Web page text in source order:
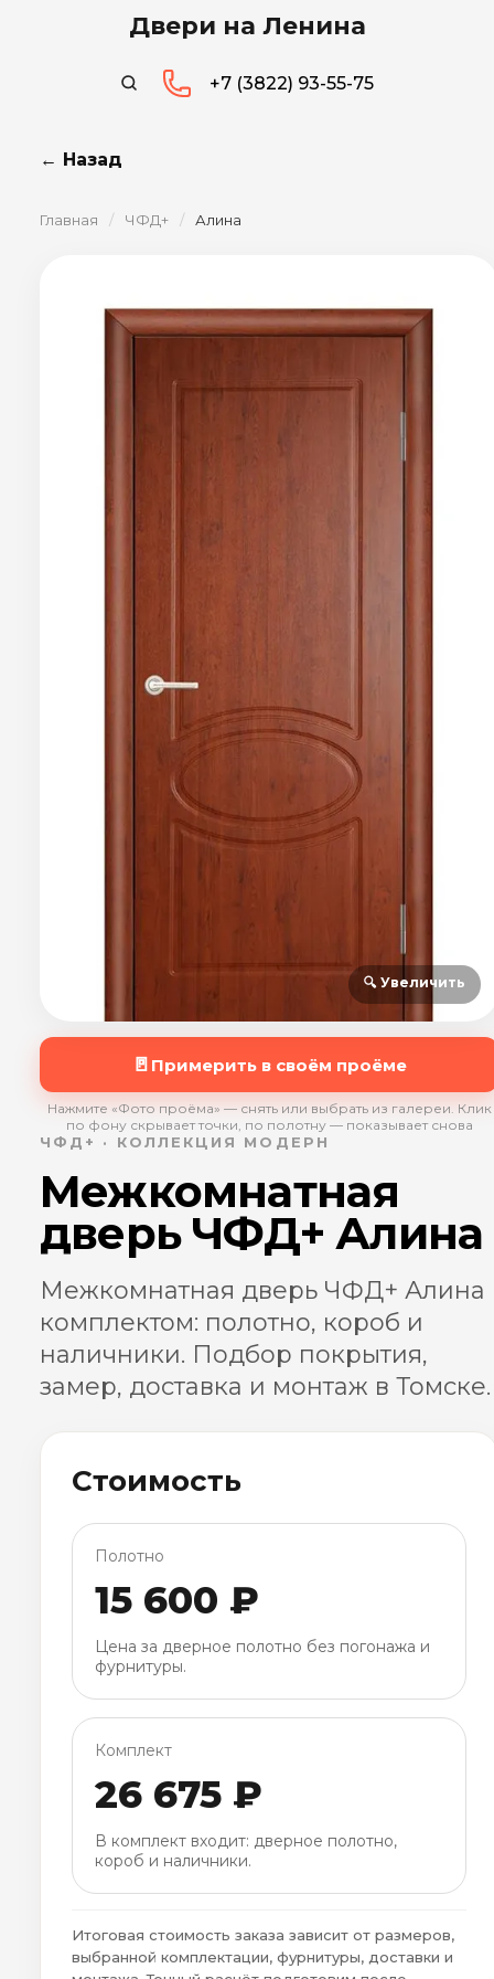
Двери на Ленина
+7 (3822) 93-55-75
← Назад
Главная / ЧФД+ / Алина
🔍 Увеличить
🚪 Примерить в своём проёме
Нажмите «Фото проёма» — снять или выбрать из галереи. Клик
по фону скрывает точки, по полотну — показывает снова
ЧФД+ · КОЛЛЕКЦИЯ МОДЕРН
Межкомнатная
дверь ЧФД+ Алина
Межкомнатная дверь ЧФД+ Алина
комплектом: полотно, короб и
наличники. Подбор покрытия,
замер, доставка и монтаж в Томске.
Стоимость
Полотно
15 600 ₽
Цена за дверное полотно без погонажа и
фурнитуры.
Комплект
26 675 ₽
В комплект входит: дверное полотно,
короб и наличники.
Итоговая стоимость заказа зависит от размеров,
выбранной комплектации, фурнитуры, доставки и